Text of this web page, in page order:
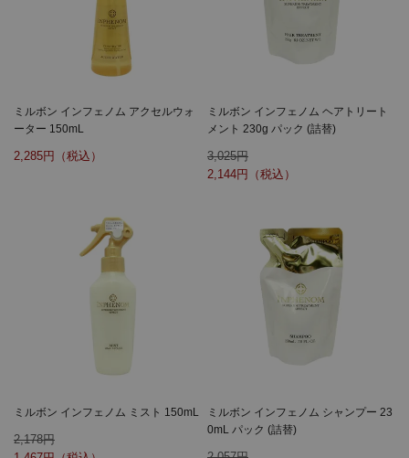
ミルボン インフェノム アクセルウォ
ーター 150mL
2,285
ミルボン インフェノム ヘアトリート
メント 230g パック (詰替)
3,025
2,144
ミルボン インフェノム ミスト 150mL
2,178
ミルボン インフェノム シャンプー 23
0mL パック (詰替)